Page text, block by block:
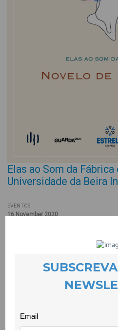
Elas ao Som da
Universidade da Beira
EVENTOS
16 November 2020
O Novelos de Memórias, que
Ciências da Cultura, em
Museu de Lanifícios, com a
principal da Universidade da Beira
entre as 10h30 e as 18h00, e